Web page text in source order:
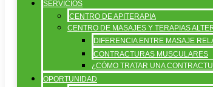
SERVICIOS
CENTRO DE APITERAPIA
CENTRO DE MASAJES Y TERAPIAS
DIFERENCIA ENTRE MASAJE
CONTRACTURAS MUSCULARES
¿CÓMO TRATAR UNA
OPORTUNIDAD